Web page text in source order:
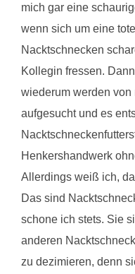
mich gar eine
wenn sich um eine
Nacktschnecken
Kollegin fressen.
wiederum werden
aufgesucht und es
Henkershandwerk
Allerdings weiß ich,
Das sind
schone ich stets. Sie
anderen
zu dezimieren, denn